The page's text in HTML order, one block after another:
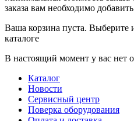
заказа вам необходимо
Ваша корзина пуста. Выберите
каталоге
В настоящий момент у вас нет
Каталог
Новости
Сервисный центр
Поверка оборудования